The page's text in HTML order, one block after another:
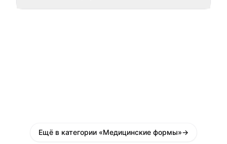
Ещё в категории «Медицинские формы»→